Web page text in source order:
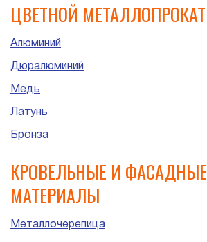
ЦВЕТНОЙ МЕТАЛЛОПРОКАТ
Алюминий
Дюралюминий
Медь
Латунь
Бронза
КРОВЕЛЬНЫЕ И ФАСАДНЫЕ
МАТЕРИАЛЫ
Металлочерепица